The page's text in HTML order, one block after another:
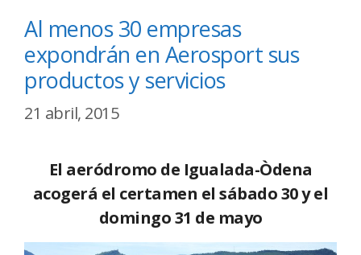
Al menos 30 empresas
expondrán en Aerosport sus
productos y servicios
21 abril, 2015
El aeródromo de Igualada-Òdena
acogerá el certamen el sábado 30 y el
domingo 31 de mayo